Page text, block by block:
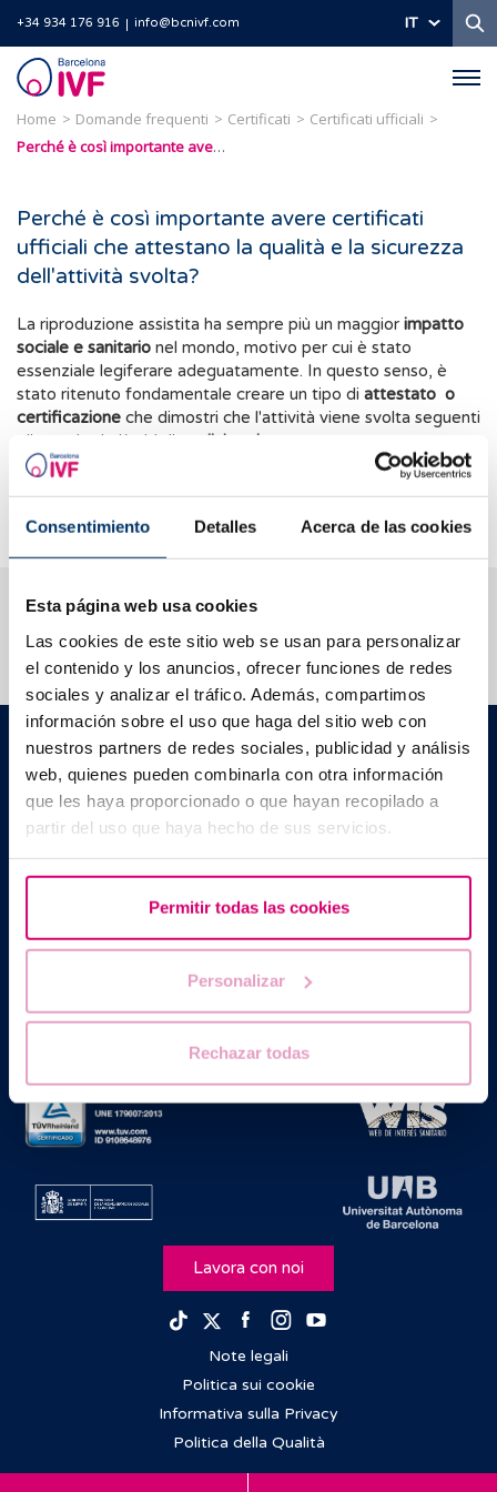
Consentimiento Detalles Acerca de las cookies
Esta página web usa cookies
Las cookies de este sitio web se usan para personalizar
el contenido y los anuncios, ofrecer funciones de redes
sociales y analizar el tráfico. Además, compartimos
información sobre el uso que haga del sitio web con
nuestros partners de redes sociales, publicidad y análisis
web, quienes pueden combinarla con otra información
que les haya proporcionado o que hayan recopilado a
partir del uso que haya hecho de sus servicios.
Permitir todas las cookies
Personalizar
Rechazar todas
+34 934 176 916 info@bcnivf.com IT
Barcelona
IVF
Home Domande frequenti Certificati
Certificati ufficiali
Perché è così importante avere certificati ufficiali che attestano la qualità e la sicurezza dell'attività svolta?
Perché è così importante avere certificati
ufficiali che attestano la qualità e la sicurezza
dell'attività svolta?
La riproduzione assistita ha sempre più un maggior impatto
sociale e sanitario nel mondo, motivo per cui è stato
essenziale legiferare adeguatamente. In questo senso, è
stato ritenuto fondamentale creare un tipo di attestato o
certificazione che dimostri che l'attività viene svolta seguenti
gli standard più alti di
qualità e sicurezza
Questi certificati, quindi, dimostrano che si sta lavorando con
Ti aiutiamo a risolvere i tuoi dubbi
Barcelona IVF
Edificio Planetarium
C./ Escoles Pies, 103. 08017 - Barcellona (Spagna)
+34 934 176 916
| info@bcnivf.com
Cataluyna ad operare nel campo della riproduzione umana
Lavora con noi
TikTokTwitterFacebook
Instagram
Note legali
Politica sui cookie
Informativa sulla Privacy
Politica della Qualità